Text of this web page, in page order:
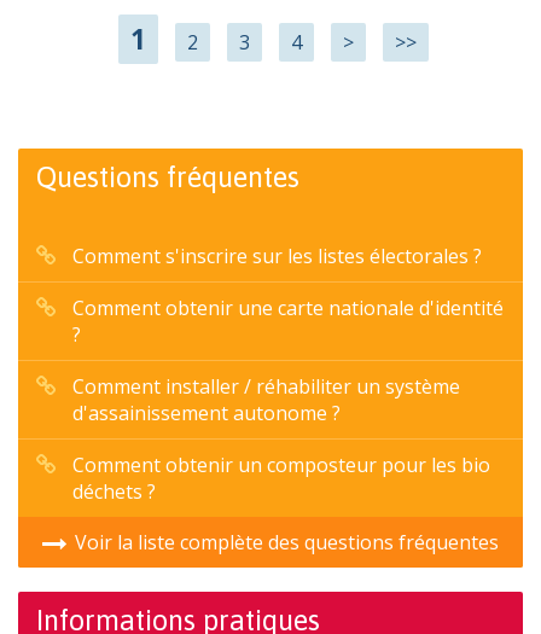
1 2 3 4 > >>
Questions fréquentes
Comment s'inscrire sur les listes électorales ?
Comment obtenir une carte nationale d'identité
?
Comment installer / réhabiliter un système
d'assainissement autonome ?
Comment obtenir un composteur pour les bio
déchets ?
Voir la liste complète des questions fréquentes
Informations pratiques